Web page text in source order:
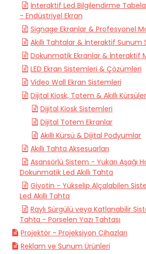
İnteraktif Led Bilgilendirme
- Endüstriyel Ekran
Signage Ekranlar & Profesyonel
Akıllı Tahtalar & İnteraktif Sunum
Dokunmatik Ekranlar & İnteraktif
LED Ekran Sistemleri & Çözümleri
Video Wall Ekran Sistemleri
Dijital Kiosk, Totem & Akıllı Kürsüler
Dijital Kiosk Sistemleri
Dijital Totem Ekranlar
Akıllı Kürsü & Dijital Podyumlar
Akıllı Tahta Aksesuarları
Asansörlü Sistem - Yukarı Aşağı
Dokunmatik Led Akıllı Tahta
Giyotin - Yükselip Alçalabilen
Led Akıllı Tahta
Raylı Sürgülü veya Katlanabilir
Tahta - Porselen Yazı Tahtası
Projektör - Projeksiyon Cihazları
Reklam ve Sunum Ürünleri